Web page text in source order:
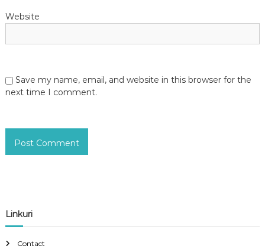
Website
Save my name, email, and website in this browser for the
next time I comment.
Linkuri
Contact